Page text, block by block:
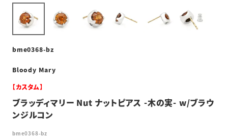
bme0368-bz
Bloody Mary
【カスタム】
ブラッディマリー Nut ナットピアス -木の実- w/ブラウ
ンジルコン
bme0368-bz